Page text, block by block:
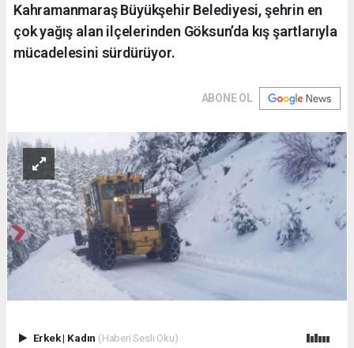
Kahramanmaraş Büyükşehir Belediyesi, şehrin en
çok yağış alan ilçelerinden Göksun’da kış şartlarıyla
mücadelesini sürdürüyor.
ABONE OL
Erkek| Kadın (Haberi Sesli Oku)